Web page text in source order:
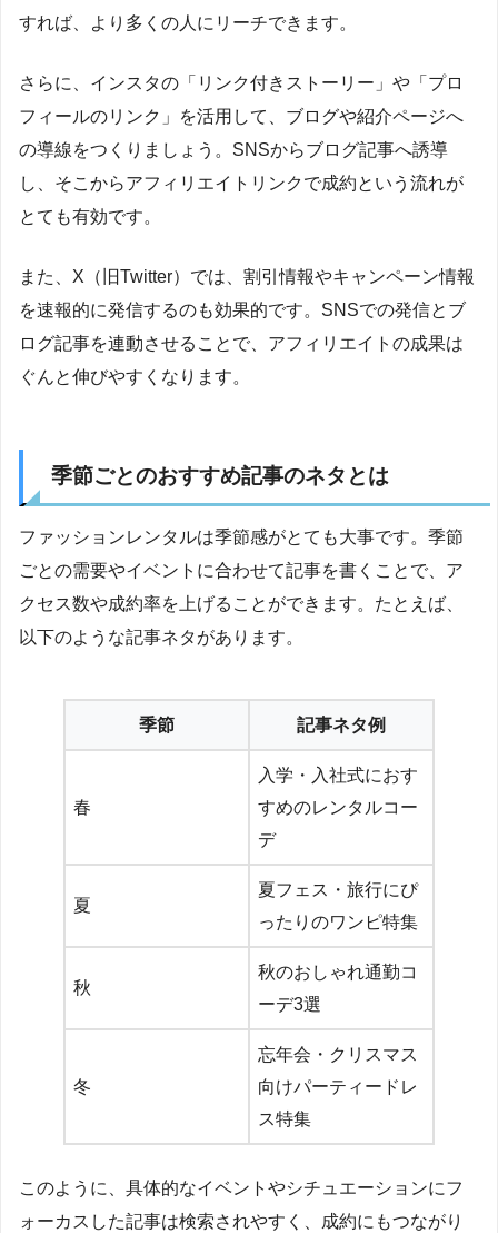
すれば、より多くの人にリーチできます。
さらに、インスタの「リンク付きストーリー」や「プロ
フィールのリンク」を活用して、ブログや紹介ページへ
の導線をつくりましょう。SNSからブログ記事へ誘導
し、そこからアフィリエイトリンクで成約という流れが
とても有効です。
また、X（旧Twitter）では、割引情報やキャンペーン情報
を速報的に発信するのも効果的です。SNSでの発信とブ
ログ記事を連動させることで、アフィリエイトの成果は
ぐんと伸びやすくなります。
季節ごとのおすすめ記事のネタとは
ファッションレンタルは季節感がとても大事です。季節
ごとの需要やイベントに合わせて記事を書くことで、ア
クセス数や成約率を上げることができます。たとえば、
以下のような記事ネタがあります。
季節 記事ネタ例
春
入学・入社式におす
すめのレンタルコー
デ
夏
夏フェス・旅行にぴ
ったりのワンピ特集
秋
秋のおしゃれ通勤コ
ーデ3選
冬
忘年会・クリスマス
向けパーティードレ
ス特集
このように、具体的なイベントやシチュエーションにフ
ォーカスした記事は検索されやすく、成約にもつながり